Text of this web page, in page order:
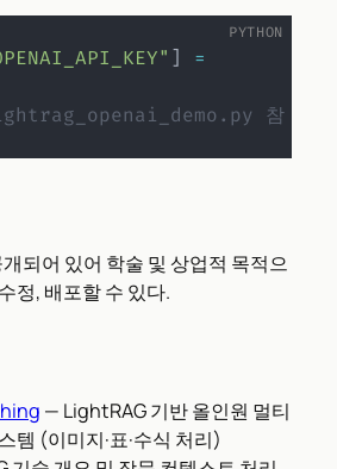
]
=
참
되어 있어 학술 및 상업적 목적으
정, 배포할 수 있다.
— LightRAG 기반 올인원 멀티
템 (이미지·표·수식 처리)